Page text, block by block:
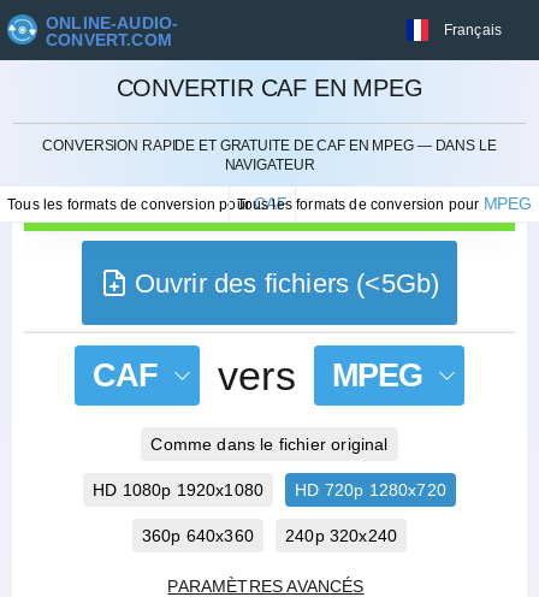
ONLINE-AUDIO-
CONVERT.COM
Français
CONVERTIR CAF EN MPEG
CONVERSION RAPIDE ET GRATUITE DE CAF EN MPEG — DANS LE
NAVIGATEUR
Tous les formats de conversion pourCAF
Tous les formats de conversion pour MPEG
Ouvrir des fichiers (<5Gb)
CAF vers MPEG
Comme dans le fichier original
HD 1080p 1920x1080 HD 720p 1280x720
360p 640x360 240p 320x240
PARAMÈTRES AVANCÉS